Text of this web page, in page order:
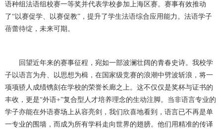
语种组法语组校赛一等奖并代表学校参加上海区赛。赛事有效推动
了“以赛促学、以赛促教”，提升了学生法语综合应用能力。法语学子
蓓蕾待绽，未来可期。
回望近年来的赛事征程，宛如一部波澜壮阔的青春史诗。我校学
子以语言为舟、以思想为楫，在国家级竞赛的浪潮中劈波斩浪，将一
项项骄人成绩镌刻在学校的荣誉长廊之上。这不仅仅是奖杯与证书的
丰收，更是“外语+”复合型人才培养理念的生动注脚。当非语言专业的
学子亦能在外语赛场上从容亮剑，我们欣喜地看到，语言已不再是单
一专业的围墙，而成为所有学科走向世界的翅膀。他们用精准的传译